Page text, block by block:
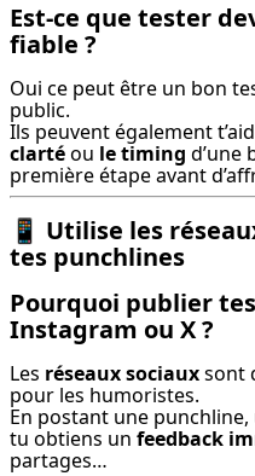
Est-ce que tester
fiable ?
Oui ce peut être un bon
public.
Ils peuvent également
clarté ou le timing d’une
première étape avant
📱 Utilise les
tes punchlines
Pourquoi publier
Instagram ou X ?
Les réseaux sociaux sont
pour les humoristes.
En postant une
tu obtiens un feedback
partages…